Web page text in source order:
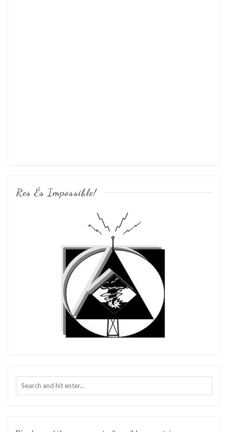
Res És Impossible!